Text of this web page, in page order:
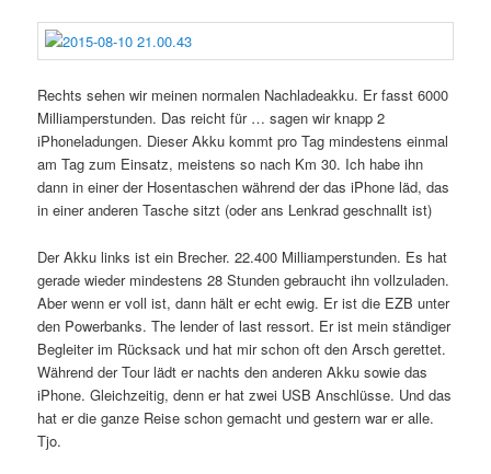
Rechts sehen wir meinen normalen Nachladeakku. Er fasst 6000
Milliamperstunden. Das reicht für … sagen wir knapp 2
iPhoneladungen. Dieser Akku kommt pro Tag mindestens einmal
am Tag zum Einsatz, meistens so nach Km 30. Ich habe ihn
dann in einer der Hosentaschen während der das iPhone läd, das
in einer anderen Tasche sitzt (oder ans Lenkrad geschnallt ist)
Der Akku links ist ein Brecher. 22.400 Milliamperstunden. Es hat
gerade wieder mindestens 28 Stunden gebraucht ihn vollzuladen.
Aber wenn er voll ist, dann hält er echt ewig. Er ist die EZB unter
den Powerbanks. The lender of last ressort. Er ist mein ständiger
Begleiter im Rücksack und hat mir schon oft den Arsch gerettet.
Während der Tour lädt er nachts den anderen Akku sowie das
iPhone. Gleichzeitig, denn er hat zwei USB Anschlüsse. Und das
hat er die ganze Reise schon gemacht und gestern war er alle.
Tjo.